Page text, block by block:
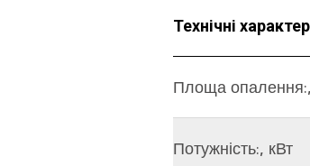
Технічні
Площа
Потужність:, кВт